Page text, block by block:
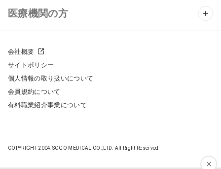
クリニックの開業スタイル
クリニック開業までの流れ
開業支援事例
医師求人 TOP
常勤求人検索
スポット求人検索
転職ノウハウ
医療機関の方
採用をお考えの医療機関の方
会社概要
サイトポリシー
個人情報の取り扱いについて
会員規約について
有料職業紹介事業について
COPYRIGHT 2004.SOGO MEDICAL CO.,LTD. All Right Reserved